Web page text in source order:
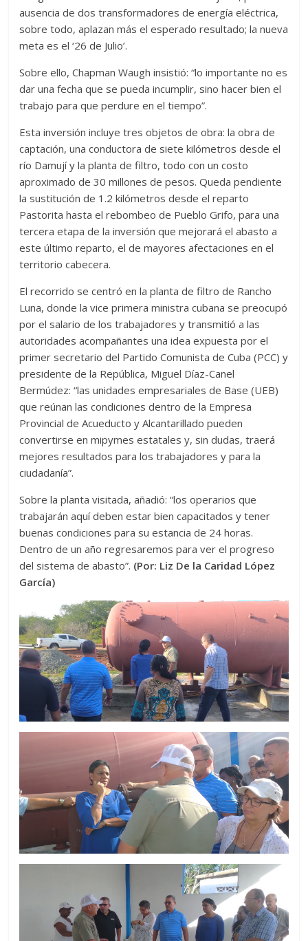
ausencia de dos transformadores de energía eléctrica,
sobre todo, aplazan más el esperado resultado; la nueva
meta es el ‘26 de Julio’.
Sobre ello, Chapman Waugh insistió: “lo importante no es
dar una fecha que se pueda incumplir, sino hacer bien el
trabajo para que perdure en el tiempo”.
Esta inversión incluye tres objetos de obra: la obra de
captación, una conductora de siete kilómetros desde el
río Damují y la planta de filtro, todo con un costo
aproximado de 30 millones de pesos. Queda pendiente
la sustitución de 1.2 kilómetros desde el reparto
Pastorita hasta el rebombeo de Pueblo Grifo, para una
tercera etapa de la inversión que mejorará el abasto a
este último reparto, el de mayores afectaciones en el
territorio cabecera.
El recorrido se centró en la planta de filtro de Rancho
Luna, donde la vice primera ministra cubana se preocupó
por el salario de los trabajadores y transmitió a las
autoridades acompañantes una idea expuesta por el
primer secretario del Partido Comunista de Cuba (PCC) y
presidente de la República, Miguel Díaz-Canel
Bermúdez: “las unidades empresariales de Base (UEB)
que reúnan las condiciones dentro de la Empresa
Provincial de Acueducto y Alcantarillado pueden
convertirse en mipymes estatales y, sin dudas, traerá
mejores resultados para los trabajadores y para la
ciudadanía”.
Sobre la planta visitada, añadió: “los operarios que
trabajarán aquí deben estar bien capacitados y tener
buenas condiciones para su estancia de 24 horas.
Dentro de un año regresaremos para ver el progreso
del sistema de abasto”. (Por: Liz De la Caridad López
García)